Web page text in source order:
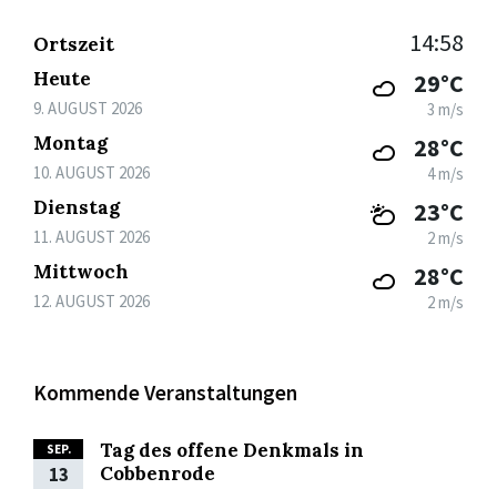
Ortszeit 14:58
Heute
9. AUGUST 2026
29°C
3 m/s
Montag
10. AUGUST 2026
28°C
4 m/s
Dienstag
11. AUGUST 2026
23°C
2 m/s
Mittwoch
12. AUGUST 2026
28°C
2 m/s
Kommende Veranstaltungen
SEP.
13
Tag des offene Denkmals in
Cobbenrode